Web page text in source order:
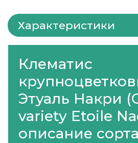
Штамбовые
Характеристики
Клематис
Этуаль Накри
variety Etoile
описание сорта